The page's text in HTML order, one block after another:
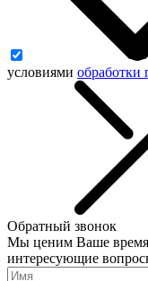
условиями обработки
Обратный звонок
Мы ценим Ваше время
интересующие